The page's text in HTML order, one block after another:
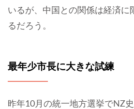
いるが、中国との関係は経済に
るだろう。
最年少市長に大きな試練
昨年10月の統一地方選挙でNZ